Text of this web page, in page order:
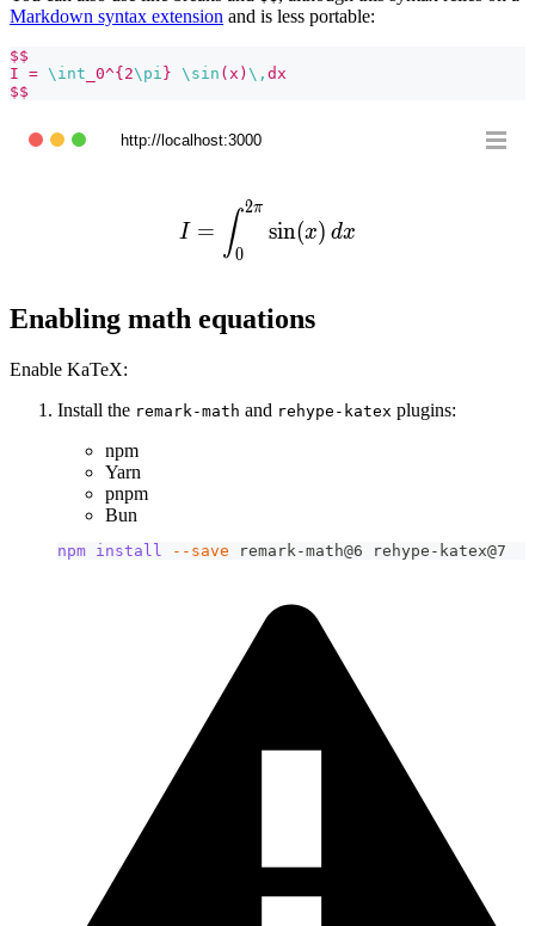
Markdown syntax extension and is less portable:
$$
I = \int _0^{2\pi } \sin (x) \, dx
$$
http://localhost:3000
I = \int_0^{2\pi}
I = ∫0
2π
sin(x) dx
Enabling math equations
Enable KaTeX:
Install the remark-math and rehype-katex plugins:
npm
Yarn
pnpm
Bun
npm install --save remark-math@6 rehype-katex@7